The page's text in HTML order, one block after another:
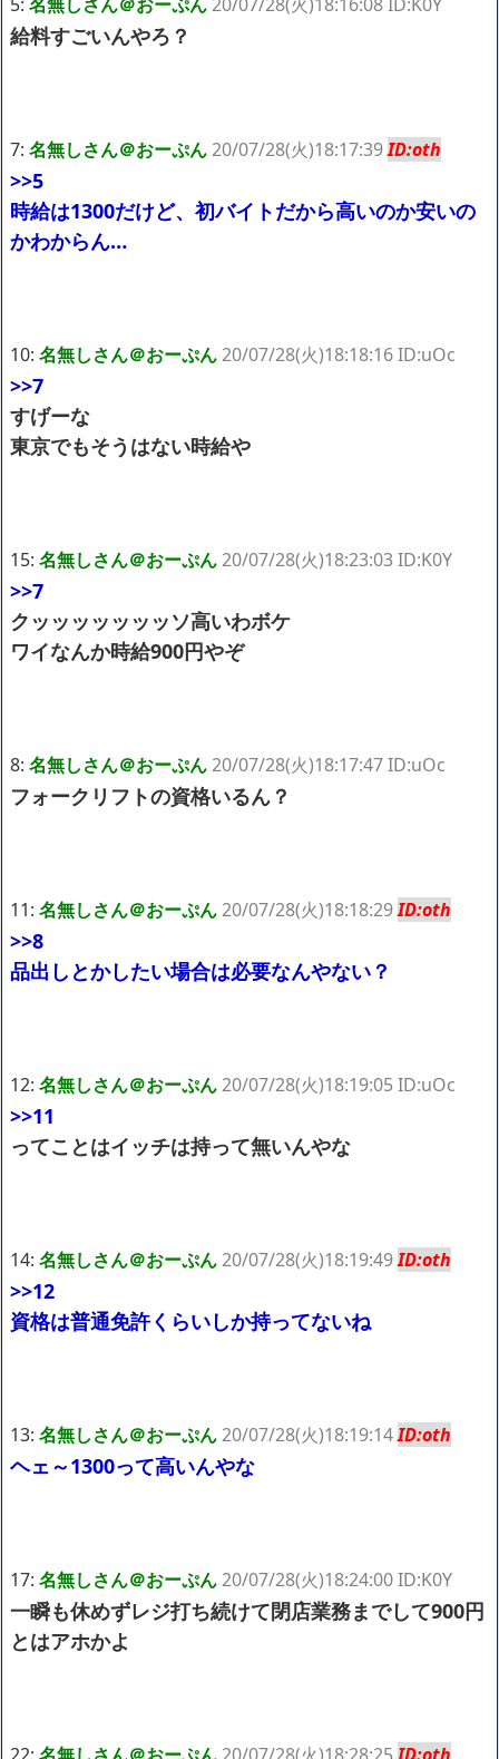
給料すごいんやろ？
7: 名無しさん＠おーぷん20/07/28(火)18:17:39ID:oth
>>5
時給は1300だけど、初バイトだから高いのか安いの
かわからん…
10: 名無しさん＠おーぷん20/07/28(火)18:18:16 ID:uOc
>>7
すげーな
東京でもそうはない時給や
15: 名無しさん＠おーぷん20/07/28(火)18:23:03 ID:K0Y
>>7
クッッッッッッッソ高いわボケ
ワイなんか時給900円やぞ
8: 名無しさん＠おーぷん20/07/28(火)18:17:47 ID:uOc
フォークリフトの資格いるん？
11: 名無しさん＠おーぷん20/07/28(火)18:18:29ID:oth
>>8
品出しとかしたい場合は必要なんやない？
12: 名無しさん＠おーぷん20/07/28(火)18:19:05 ID:uOc
>>11
ってことはイッチは持って無いんやな
14: 名無しさん＠おーぷん20/07/28(火)18:19:49ID:oth
>>12
資格は普通免許くらいしか持ってないね
13: 名無しさん＠おーぷん20/07/28(火)18:19:14ID:oth
ヘェ～1300って高いんやな
17: 名無しさん＠おーぷん20/07/28(火)18:24:00 ID:K0Y
一瞬も休めずレジ打ち続けて閉店業務までして900円
とはアホかよ